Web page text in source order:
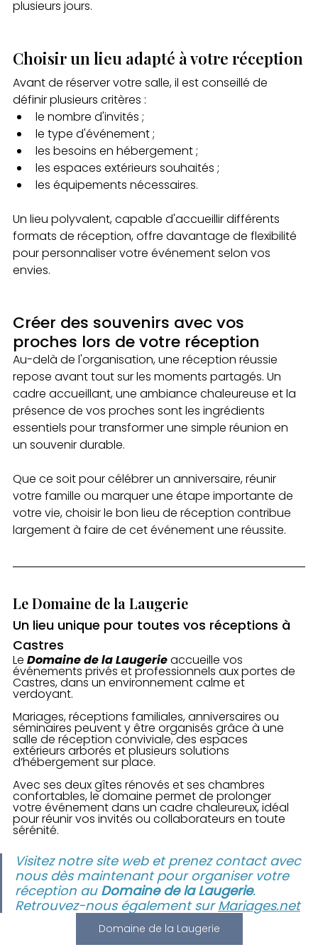
plusieurs jours.
Choisir un lieu adapté à votre réception
Avant de réserver votre salle, il est conseillé de
définir plusieurs critères :
le nombre d'invités ;
le type d'événement ;
les besoins en hébergement ;
les espaces extérieurs souhaités ;
les équipements nécessaires.
Un lieu polyvalent, capable d'accueillir différents
formats de réception, offre davantage de flexibilité
pour personnaliser votre événement selon vos
envies.
Créer des souvenirs avec vos
proches lors de votre réception
Au-delà de l'organisation, une réception réussie
repose avant tout sur les moments partagés. Un
cadre accueillant, une ambiance chaleureuse et la
présence de vos proches sont les ingrédients
essentiels pour transformer une simple réunion en
un souvenir durable.
Que ce soit pour célébrer un anniversaire, réunir
votre famille ou marquer une étape importante de
votre vie, choisir le bon lieu de réception contribue
largement à faire de cet événement une réussite.
Le Domaine de la Laugerie
Un lieu unique pour toutes vos réceptions à
Castres
Le Domaine de la Laugerie accueille vos
événements privés et professionnels aux portes de
Castres, dans un environnement calme et
verdoyant.
Mariages, réceptions familiales, anniversaires ou
séminaires peuvent y être organisés grâce à une
salle de réception conviviale, des espaces
extérieurs arborés et plusieurs solutions
d’hébergement sur place.
Avec ses deux gîtes rénovés et ses chambres
confortables, le domaine permet de prolonger
votre événement dans un cadre chaleureux, idéal
pour réunir vos invités ou collaborateurs en toute
sérénité.
Visitez notre site web et prenez contact avec
nous dès maintenant pour organiser votre
réception au Domaine de la Laugerie.
Retrouvez-nous également sur Mariages.net
Domaine de la Laugerie